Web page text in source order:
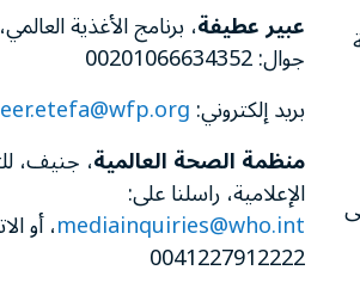
عبير عطيفة، برنامج الأغذية
جوال: 00201066634352
بريد إلكتروني:
منظمة الصحة العالمية، جنيف،
الإعلامية، راسلنا على:
mediainquiries@who.int، أو
0041227912222